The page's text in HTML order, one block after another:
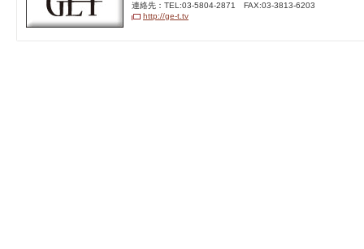
レビジョン）
連絡先：TEL:03-5804-2871 FAX:03-3813-6203
http://ge-t.tv